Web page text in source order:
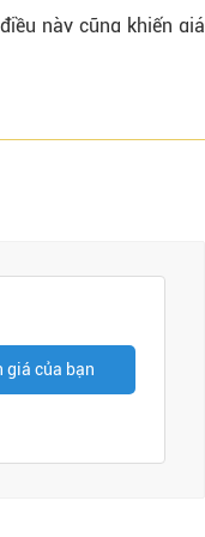
này cũng khiến giá
hàng có thể còn
và thuận tiện khi sử
giá của bạn